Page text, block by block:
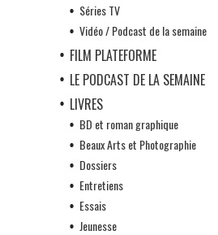
Séries TV
Vidéo / Podcast de la semaine
FILM PLATEFORME
LE PODCAST DE LA SEMAINE
LIVRES
BD et roman graphique
Beaux Arts et Photographie
Dossiers
Entretiens
Essais
Jeunesse